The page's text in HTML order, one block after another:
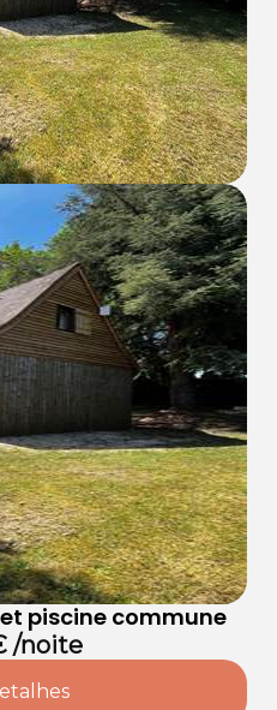
piscine commune
/noite